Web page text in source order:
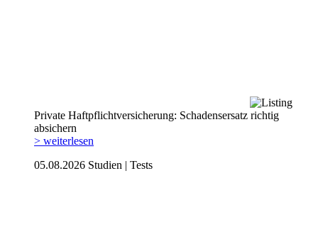
Private Haftpflicht­versicherung: Schadensersatz richtig
absichern
> weiterlesen
05.08.2026 Studien | Tests